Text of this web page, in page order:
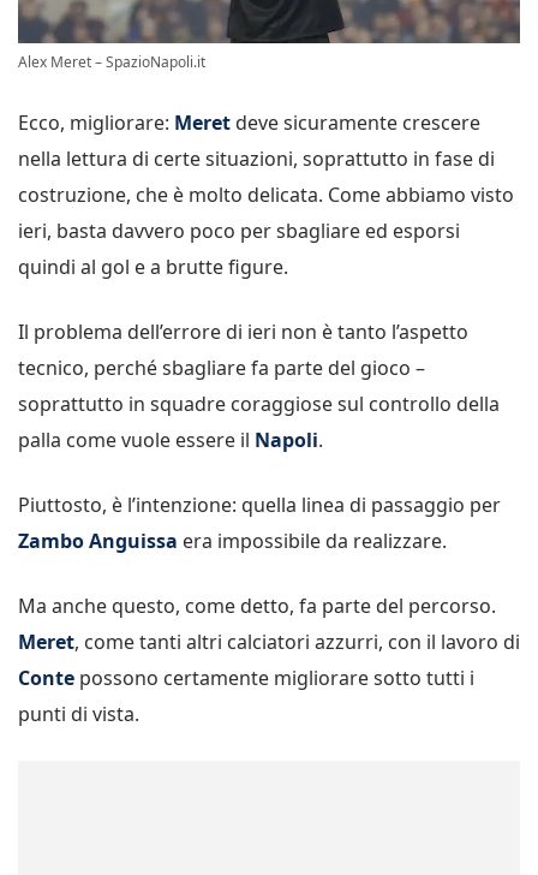
Alex Meret – SpazioNapoli.it
Ecco, migliorare: Meret deve sicuramente crescere
nella lettura di certe situazioni, soprattutto in fase di
costruzione, che è molto delicata. Come abbiamo visto
ieri, basta davvero poco per sbagliare ed esporsi
quindi al gol e a brutte figure.
Il problema dell’errore di ieri non è tanto l’aspetto
tecnico, perché sbagliare fa parte del gioco –
soprattutto in squadre coraggiose sul controllo della
palla come vuole essere il Napoli.
Piuttosto, è l’intenzione: quella linea di passaggio per
Zambo Anguissa era impossibile da realizzare.
Ma anche questo, come detto, fa parte del percorso.
Meret, come tanti altri calciatori azzurri, con il lavoro di
Conte possono certamente migliorare sotto tutti i
punti di vista.